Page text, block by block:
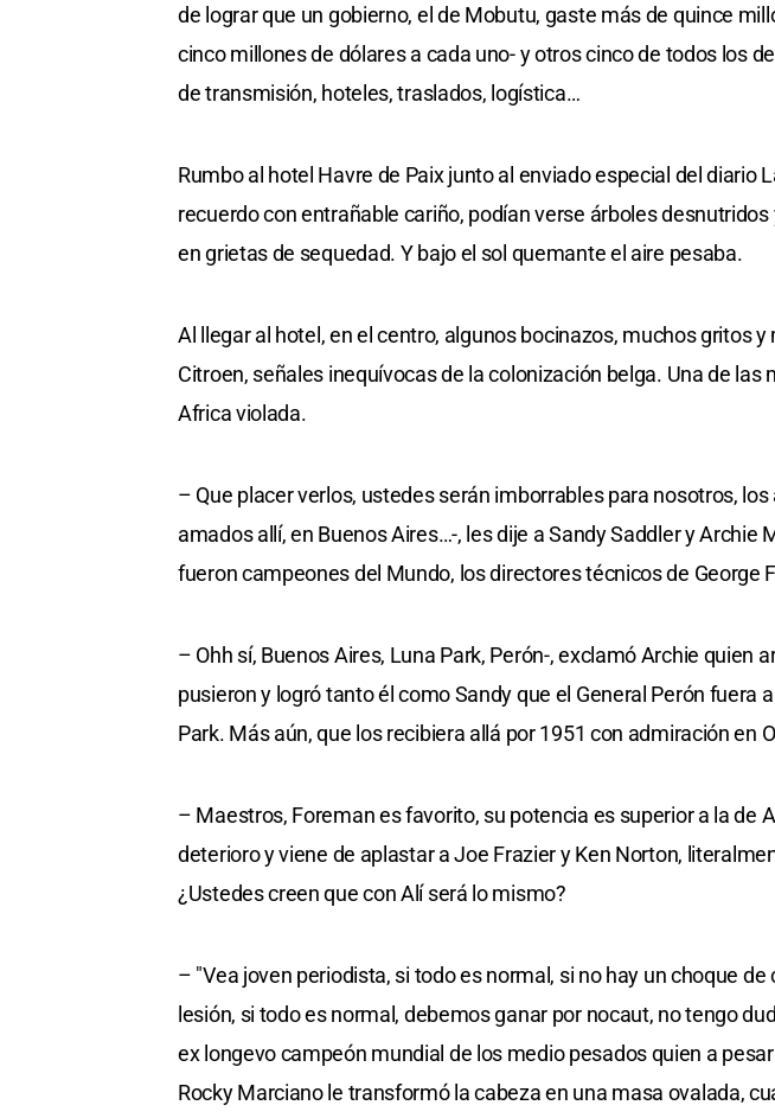
de lograr que un gobierno, el de Mobutu, gaste más de quince
cinco millones de dólares a cada uno- y otros cinco de todos los
de transmisión, hoteles, traslados, logística…
Rumbo al hotel Havre de Paix junto al enviado especial del diario
recuerdo con entrañable cariño, podían verse árboles
en grietas de sequedad. Y bajo el sol quemante el aire pesaba.
Al llegar al hotel, en el centro, algunos bocinazos, muchos gritos
Citroen, señales inequívocas de la colonización belga. Una de las
Africa violada.
– Que placer verlos, ustedes serán imborrables para nosotros,
amados allí, en Buenos Aires…-, les dije a Sandy Saddler y Archie
fueron campeones del Mundo, los directores técnicos de George
– Ohh sí, Buenos Aires, Luna Park, Perón-, exclamó Archie quien
pusieron y logró tanto él como Sandy que el General Perón fuera
Park. Más aún, que los recibiera allá por 1951 con admiración en
– Maestros, Foreman es favorito, su potencia es superior a la de
deterioro y viene de aplastar a Joe Frazier y Ken Norton,
¿Ustedes creen que con Alí será lo mismo?
– "Vea joven periodista, si todo es normal, si no hay un choque de
lesión, si todo es normal, debemos ganar por nocaut, no tengo
ex longevo campeón mundial de los medio pesados quien a
Rocky Marciano le transformó la cabeza en una masa ovalada,